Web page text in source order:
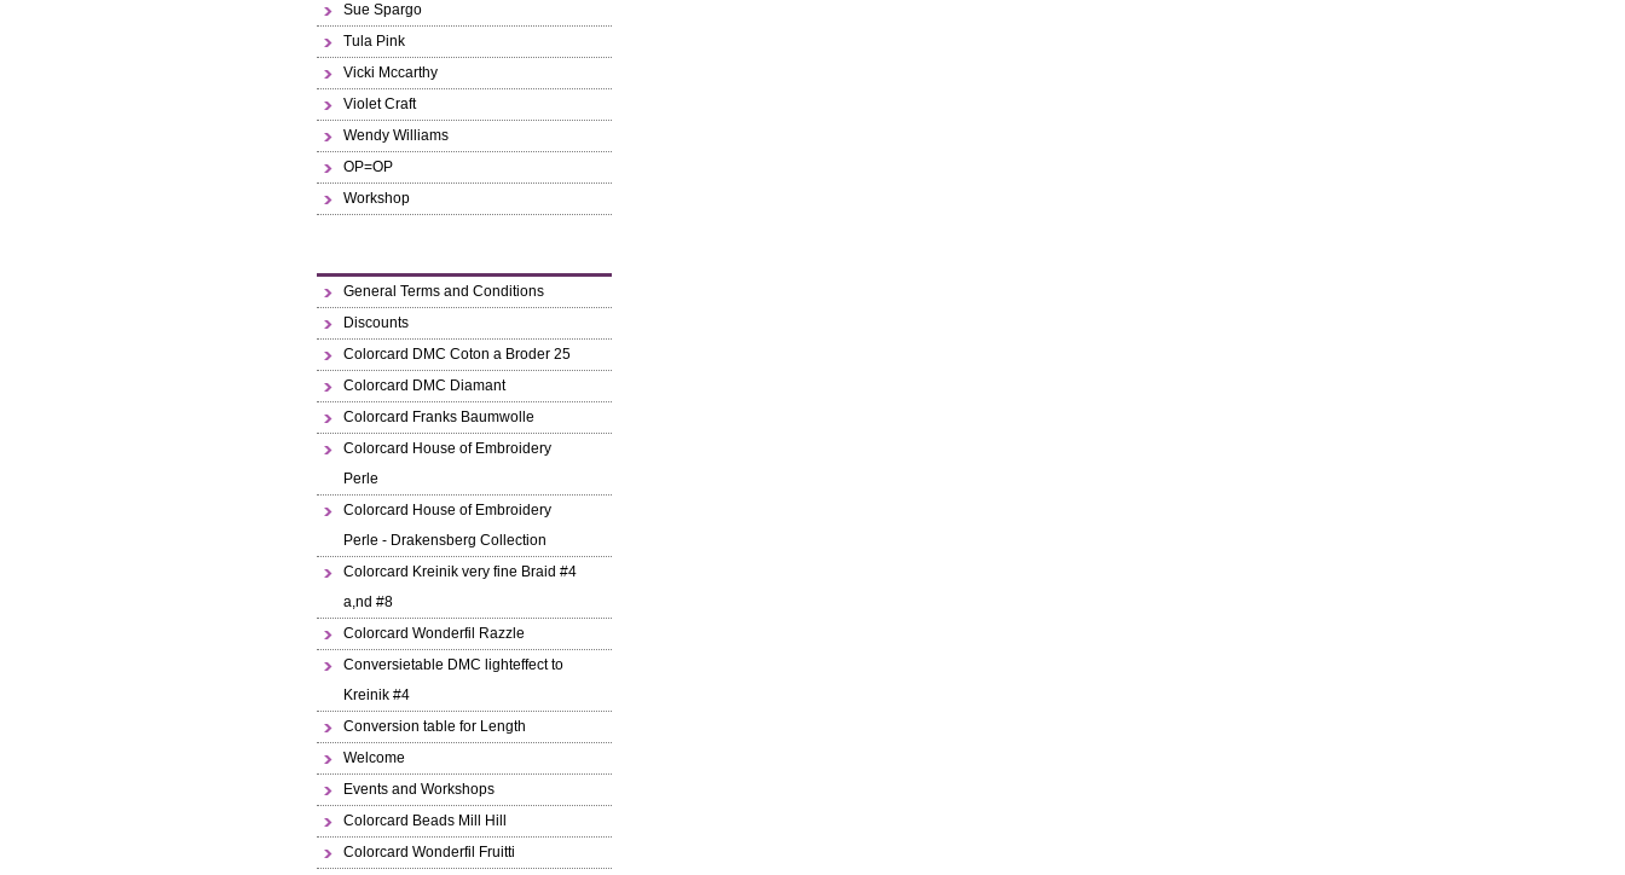
Sue Spargo
Tula Pink
Vicki Mccarthy
Violet Craft
Wendy Williams
OP=OP
Workshop
General Terms and Conditions
Discounts
Colorcard DMC Coton a Broder 25
Colorcard DMC Diamant
Colorcard Franks Baumwolle
Colorcard House of Embroidery
Perle
Colorcard House of Embroidery
Perle - Drakensberg Collection
Colorcard Kreinik very fine Braid #4
a,nd #8
Colorcard Wonderfil Razzle
Conversietable DMC lighteffect to
Kreinik #4
Conversion table for Length
Welcome
Events and Workshops
Colorcard Beads Mill Hill
Colorcard Wonderfil Fruitti